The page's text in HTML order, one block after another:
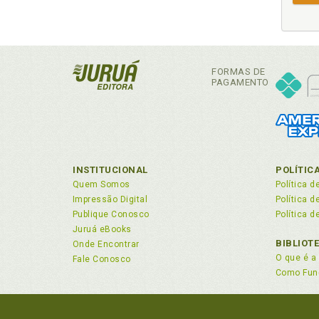
FORMAS DE
PAGAMENTO
INSTITUCIONAL
Quem Somos
Impressão Digital
Publique Conosco
Juruá eBooks
Onde Encontrar
Fale Conosco
Política
Política
Política
O que é a
Como